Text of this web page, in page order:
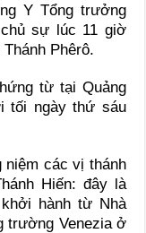
Y Tổng trưởng
sự lúc 11 giờ
Phêrô.
từ tại Quảng
tối ngày thứ sáu
các vị thánh
Hiến: đây là
hành từ Nhà
trường Venezia ở